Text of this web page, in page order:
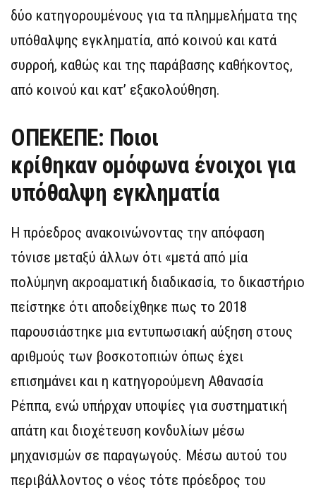
δύο κατηγορουμένους για τα πλημμελήματα της
υπόθαλψης εγκληματία, από κοινού και κατά
συρροή, καθώς και της παράβασης καθήκοντος,
από κοινού και κατ’ εξακολούθηση.
ΟΠΕΚΕΠΕ: Ποιοι
κρίθηκαν ομόφωνα ένοιχοι για
υπόθαλψη εγκληματία
Η πρόεδρος ανακοινώνοντας την απόφαση
τόνισε μεταξύ άλλων ότι «μετά από μία
πολύμηνη ακροαματική διαδικασία, το δικαστήριο
πείστηκε ότι αποδείχθηκε πως το 2018
παρουσιάστηκε μια εντυπωσιακή αύξηση στους
αριθμούς των βοσκοτοπιών όπως έχει
επισημάνει και η κατηγορούμενη Αθανασία
Ρέππα, ενώ υπήρχαν υποψίες για συστηματική
απάτη και διοχέτευση κονδυλίων μέσω
μηχανισμών σε παραγωγούς. Μέσω αυτού του
περιβάλλοντος ο νέος τότε πρόεδρος του